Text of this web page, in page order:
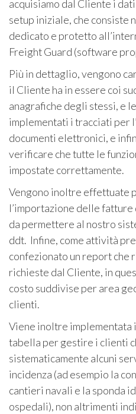
acquisiamo dal Cliente i
setup iniziale, che consiste
dedicato e protetto
Freight Guard (software
Più in dettaglio, vengono
il Cliente ha in essere coi
anagrafiche degli stessi, e
implementati i tracciati per
documenti elettronici, e
verificare che tutte le
impostate correttamente.
Vengono inoltre effettuate
l’importazione delle
da permettere al nostro
ddt. Infine, come attività
confezionato un report che
richieste dal Cliente, in
costo suddivise per area
clienti.
Viene inoltre implementata
tabella per gestire i clienti
sistematicamente alcuni
incidenza (ad esempio la
cantieri navali e la sponda
ospedali), non altrimenti